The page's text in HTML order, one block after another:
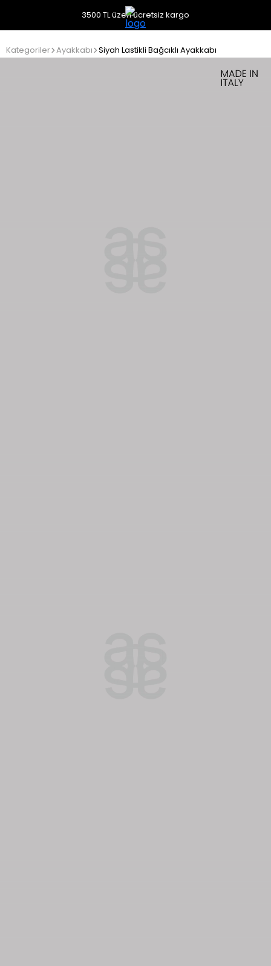
3500 TL üzeri ücretsiz kargo
Kategoriler Ayakkabı Siyah Lastikli Bağcıklı Ayakkabı